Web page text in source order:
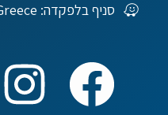
סניף בלפקדה: Ioannou Mela 6 , Lefkáda, Greece